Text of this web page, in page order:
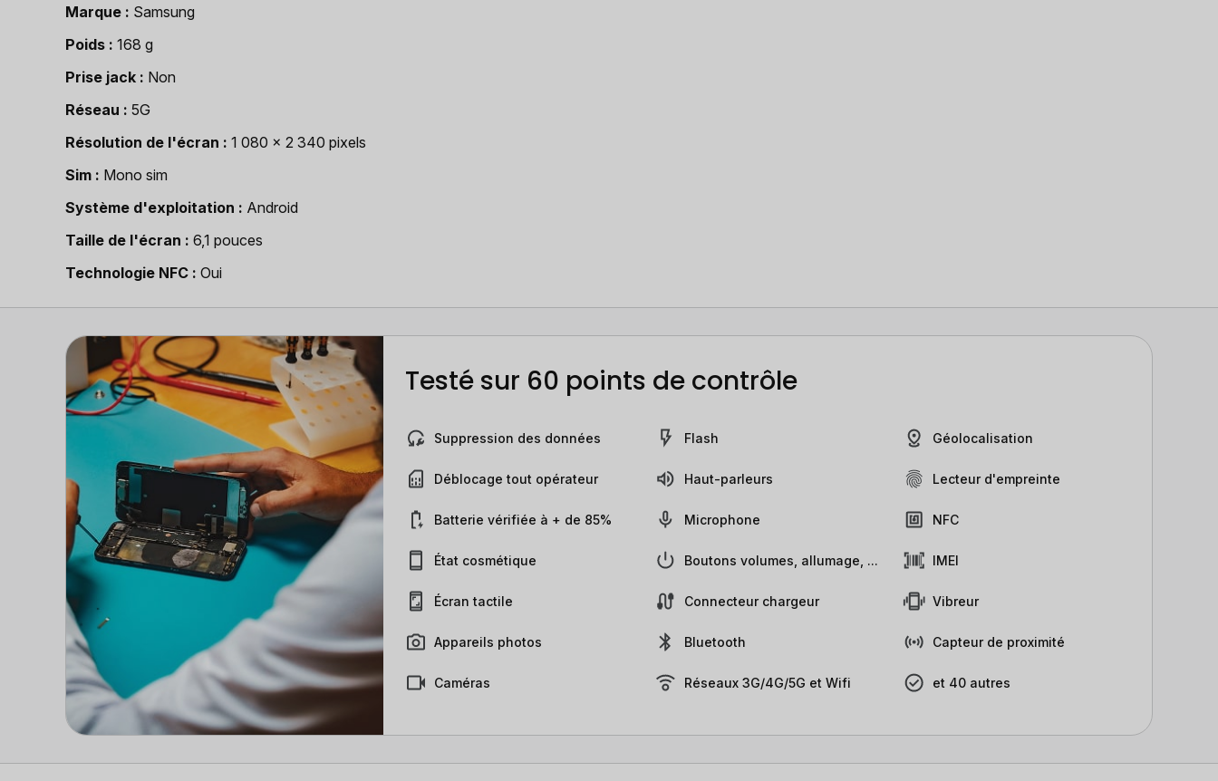
Marque
Samsung
Poids
168 g
Prise jack
Non
Réseau
5G
Résolution de l'écran
1 080 x 2 340 pixels
Sim
Mono sim
Système d'exploitation
Android
Taille de l'écran
6,1 pouces
Technologie NFC
Oui
Testé sur 60 points de contrôle
Suppression des données
Déblocage tout opérateur
Batterie vérifiée à + de 85%
État cosmétique
Écran tactile
Appareils photos
Caméras
Flash
Haut-parleurs
Microphone
Boutons volumes, allumage, ...
Connecteur chargeur
Bluetooth
Réseaux 3G/4G/5G et Wifi
Géolocalisation
Lecteur d'empreinte
NFC
IMEI
Vibreur
Capteur de proximité
et 40 autres